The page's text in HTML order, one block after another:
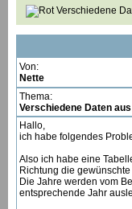
Verschiedene
Von:
Nette
Thema:
Verschiedene Daten
Hallo,
ich habe folgendes
Also ich habe eine
Richtung die
Die Jahre werden vom
entsprechende Jahr